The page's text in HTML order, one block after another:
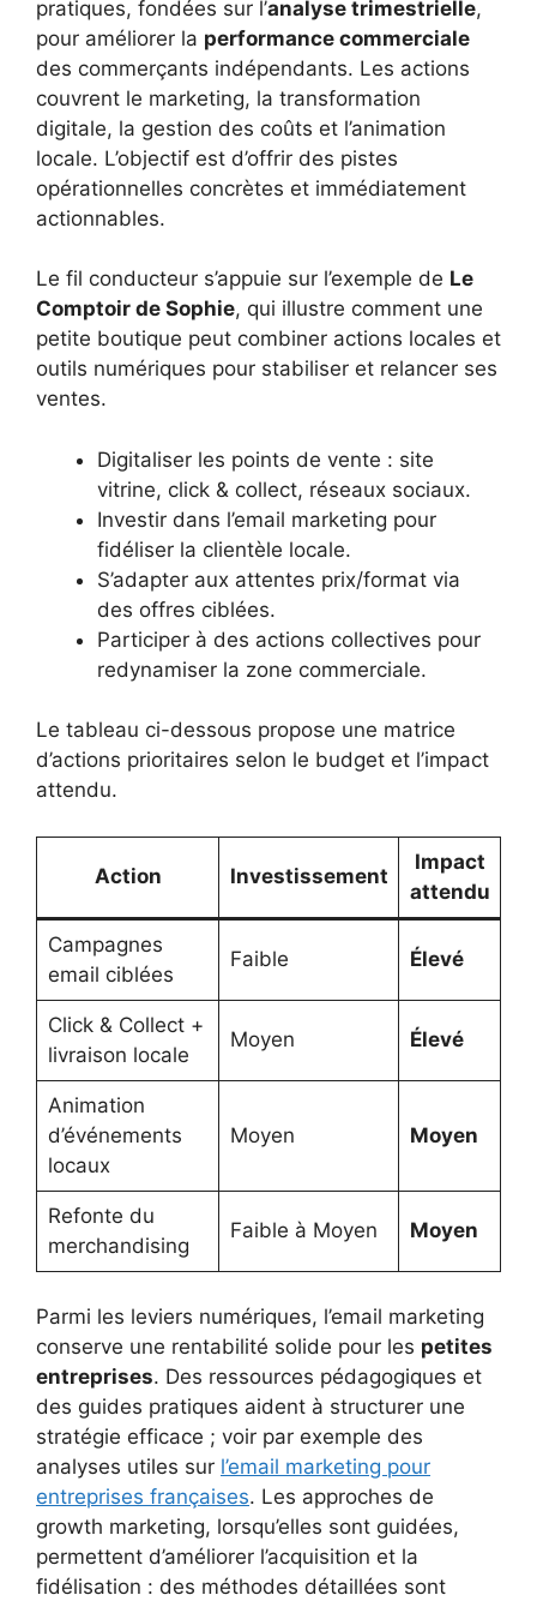
pratiques, fondées sur l’analyse trimestrielle,
pour améliorer la performance commerciale
des commerçants indépendants. Les actions
couvrent le marketing, la transformation
digitale, la gestion des coûts et l’animation
locale. L’objectif est d’offrir des pistes
opérationnelles concrètes et immédiatement
actionnables.
Le fil conducteur s’appuie sur l’exemple de Le
Comptoir de Sophie, qui illustre comment une
petite boutique peut combiner actions locales et
outils numériques pour stabiliser et relancer ses
ventes.
Digitaliser les points de vente : site
vitrine, click & collect, réseaux sociaux.
Investir dans l’email marketing pour
fidéliser la clientèle locale.
S’adapter aux attentes prix/format via
des offres ciblées.
Participer à des actions collectives pour
redynamiser la zone commerciale.
Le tableau ci-dessous propose une matrice
d’actions prioritaires selon le budget et l’impact
attendu.
Action Investissement
Impact
attendu
Campagnes
email ciblées
Faible Élevé
Click & Collect +
livraison locale
Moyen Élevé
Animation
d’événements
locaux
Moyen Moyen
Refonte du
merchandising
Faible à Moyen Moyen
Parmi les leviers numériques, l’email marketing
conserve une rentabilité solide pour les petites
entreprises. Des ressources pédagogiques et
des guides pratiques aident à structurer une
stratégie efficace ; voir par exemple des
analyses utiles sur l’email marketing pour
entreprises françaises. Les approches de
growth marketing, lorsqu’elles sont guidées,
permettent d’améliorer l’acquisition et la
fidélisation : des méthodes détaillées sont